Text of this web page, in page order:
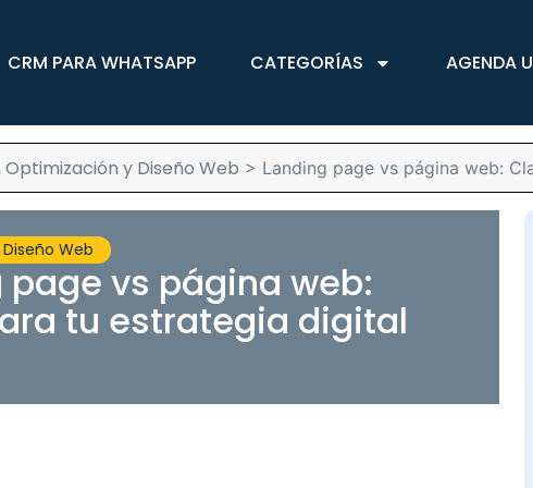
CRM PARA WHATSAPP CATEGORÍAS AGENDA
Optimización y Diseño Web > Landing page vs página web:
Web
page vs página web:
tu estrategia digital